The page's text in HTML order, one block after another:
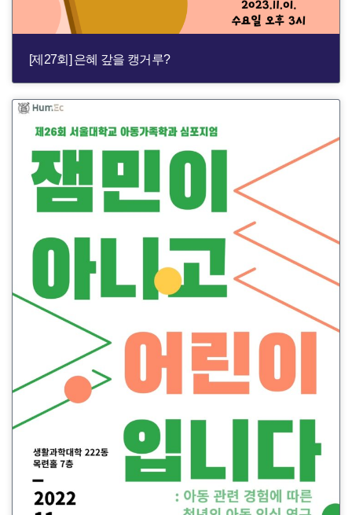
[제27회] 은혜 갚을 캥거루?